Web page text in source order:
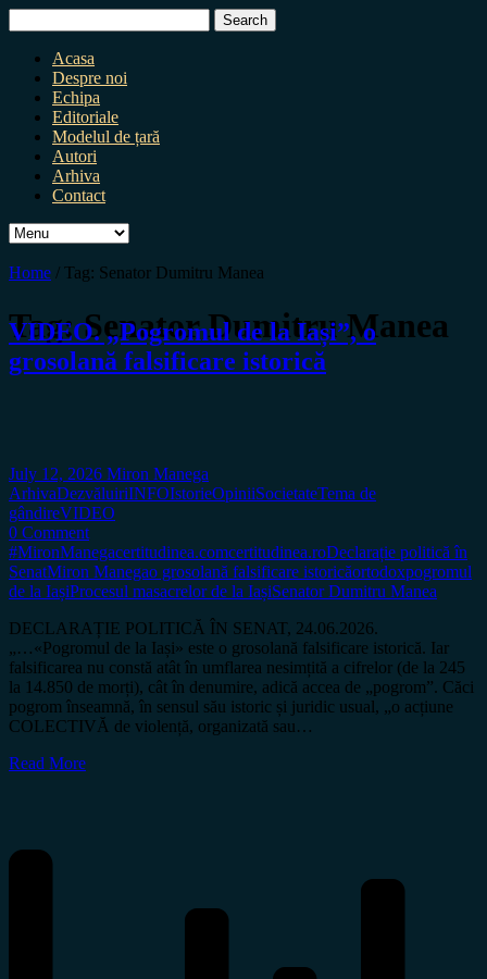
for:
Acasa
Despre noi
Echipa
Editoriale
Modelul de țară
Autori
Arhiva
Contact
Home / Tag: Senator Dumitru Manea
Tag:Senator Dumitru Manea
VIDEO. „Pogromul de la Iași”, o
grosolană falsificare istorică
July 12, 2026 Miron Manega
ArhivaDezvăluiriINFOIstorieOpiniiSocietateTema de
gândireVIDEO
0 Comment
#MironManegacertitudinea.comcertitudinea.roDeclarație politică în
SenatMiron Manegao grosolană falsificare istoricăortodoxpogromul
de la IașiProcesul masacrelor de la IașiSenator Dumitru Manea
DECLARAȚIE POLITICĂ ÎN SENAT, 24.06.2026.
„…«Pogromul de la Iași» este o grosolană falsificare istorică. Iar
falsificarea nu constă atât în umflarea nesimțită a cifrelor (de la 245
la 14.850 de morți), cât în denumire, adică accea de „pogrom”. Căci
pogrom înseamnă, în sensul său istoric și juridic usual, „o acțiune
COLECTIVĂ de violență, organizată sau…
Read More